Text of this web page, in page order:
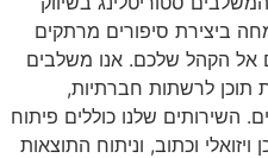
ביצירת סיפורים מרתקים
אל הקהל שלכם. אנו משלבים
תוכן לרשתות חברתיות,
השירותים שלנו כוללים פיתוח
וכתוב, וניתוח התוצאות